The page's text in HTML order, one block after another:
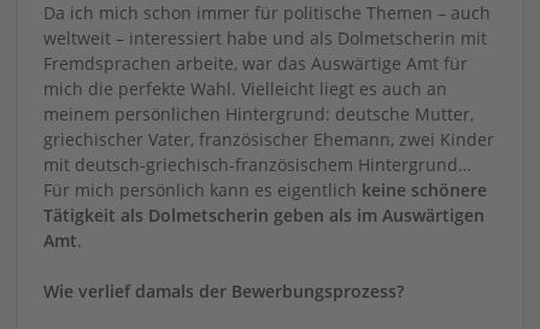
Da ich mich schon immer für politische Themen – auch
weltweit – interessiert habe und als Dolmetscherin mit
Fremdsprachen arbeite, war das Auswärtige Amt für
mich die perfekte Wahl. Vielleicht liegt es auch an
meinem persönlichen Hintergrund: deutsche Mutter,
griechischer Vater, französischer Ehemann, zwei Kinder
mit deutsch-griechisch-französischem Hintergrund…
Für mich persönlich kann es eigentlich keine schönere
Tätigkeit als Dolmetscherin geben als im Auswärtigen
Amt.
Wie verlief damals der Bewerbungsprozess?